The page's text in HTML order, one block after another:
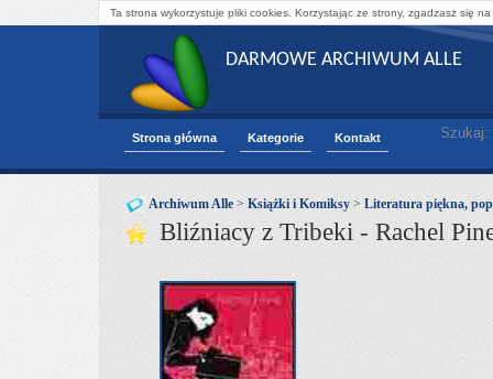
Ta strona wykorzystuje pliki cookies. Korzystając ze strony, zgadzasz się
DARMOWE ARCHIWUM ALLE
Strona główna Kategorie Kontakt Szukaj:
Archiwum Alle > Książki i Komiksy > Literatura piękna,
Bliźniacy z Tribeki - Rachel